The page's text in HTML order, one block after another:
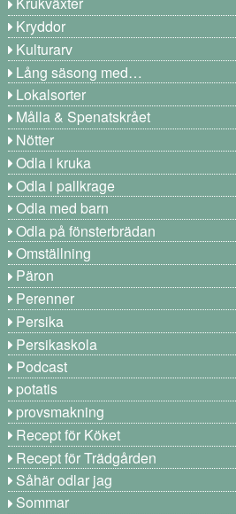
Kryddor
Kulturarv
Lång säsong med…
Lokalsorter
Målla & Spenatskrået
Nötter
Odla i kruka
Odla i pallkrage
Odla med barn
Odla på fönsterbrädan
Omställning
Päron
Perenner
Persika
Persikaskola
Podcast
potatis
provsmakning
Recept för Köket
Recept för Trädgården
Såhär odlar jag
Sommar